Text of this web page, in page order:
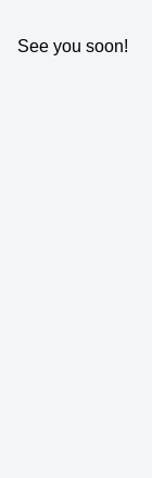
See you soon!